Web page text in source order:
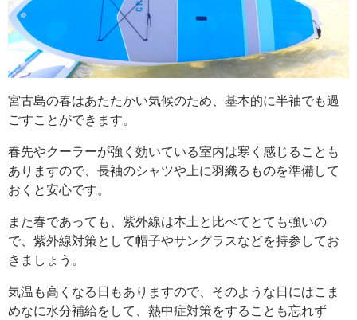
宮古島の春はあたたかい気候のため、基本的に半袖でも過
ごすことができます。
春先やクーラーが強く効いている室内は寒く感じることも
ありますので、長袖のシャツや上に羽織るものを準備して
おくと安心です。
また春であっても、紫外線は本土と比べてとても強いの
で、紫外線対策として帽子やサングラスなどを持参してお
きましょう。
気温も高くなる日もありますので、そのような日にはこま
めなに水分補給をして、熱中症対策をすることも忘れず